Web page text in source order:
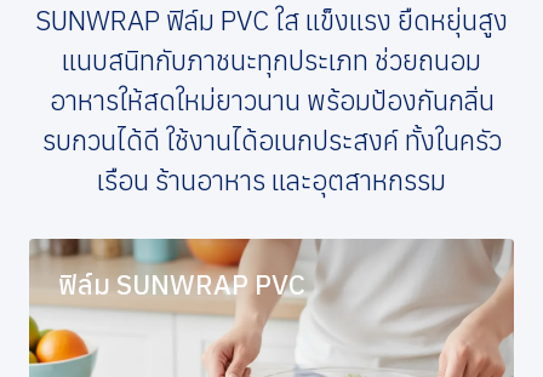
SUNWRAP ฟิล์ม PVC ใส แข็งแรง ยืดหยุ่นสูง
แนบสนิทกับภาชนะทุกประเภท ช่วยถนอม
อาหารให้สดใหม่ยาวนาน พร้อมป้องกันกลิ่น
รบกวนได้ดี ใช้งานได้อเนกประสงค์ ทั้งในครัว
เรือน ร้านอาหาร และอุตสาหกรรม
ฟิล์ม SUNWRAP PVC